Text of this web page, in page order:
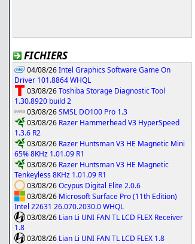
FICHIERS
04/08/26Intel Graphics Software Game On
Driver 101.8864 WHQL
03/08/26Toshiba Storage Diagnostic Tool
1.30.8920 build 2
03/08/26SMSL DO100 Pro 1.3
03/08/26 Razer Hammerhead V3 HyperSpeed
1.3.6 R2
03/08/26 Razer Huntsman V3 HE Magnetic Mini
65% 8KHz 1.01.09 R1
03/08/26 Razer Huntsman V3 HE Magnetic
Tenkeyless 8KHz 1.01.09 R1
03/08/26Ocypus Digital Elite 2.0.6
03/08/26 Microsoft Surface Pro (11th Edition)
Intel 22631 26.070.2030.0 WHQL
03/08/26 Lian Li UNI FAN TL LCD FLEX Receiver
1.8
03/08/26 Lian Li UNI FAN TL LCD FLEX 1.8